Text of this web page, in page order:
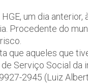
um dia
Procedente do
que aqueles que
Serviço Social
2945 (Luiz